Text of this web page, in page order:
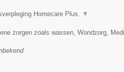
Homecare Plus. ▼
zorgen zoals wassen, Wondzorg,